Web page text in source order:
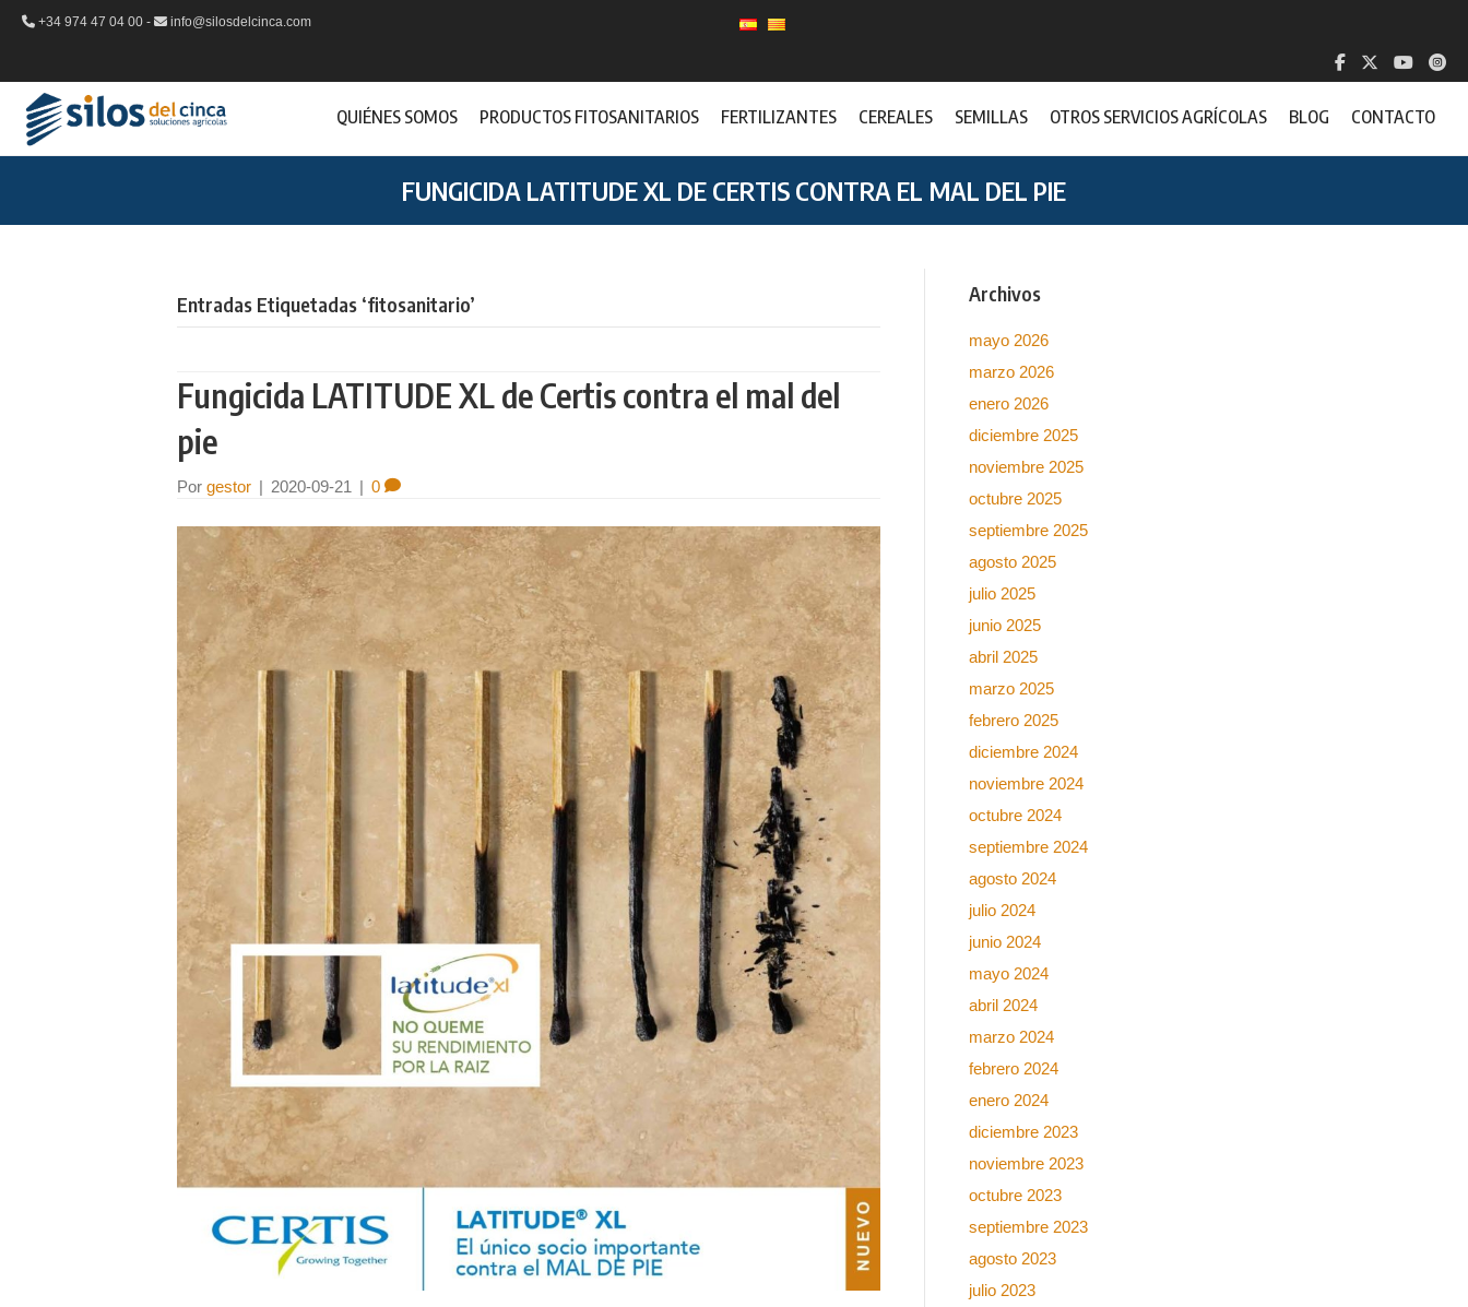
+34 974 47 04 00 - info@silosdelcinca.com
QUIÉNES SOMOS PRODUCTOS FITOSANITARIOS FERTILIZANTES CEREALES SEMILLAS OTROS SERVICIOS AGRÍCOLAS BLOG CONTACTO
FUNGICIDA LATITUDE XL DE CERTIS CONTRA EL MAL DEL PIE
Entradas Etiquetadas ‘fitosanitario’
Fungicida LATITUDE XL de Certis contra el mal del
pie
Por gestor | 2020-09-21 | 0
Archivos
mayo 2026
marzo 2026
enero 2026
diciembre 2025
noviembre 2025
octubre 2025
septiembre 2025
agosto 2025
julio 2025
junio 2025
abril 2025
marzo 2025
febrero 2025
diciembre 2024
noviembre 2024
octubre 2024
septiembre 2024
agosto 2024
julio 2024
junio 2024
mayo 2024
abril 2024
marzo 2024
febrero 2024
enero 2024
diciembre 2023
noviembre 2023
octubre 2023
septiembre 2023
agosto 2023
julio 2023